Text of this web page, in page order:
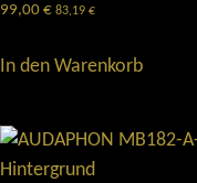
99,00€ 83,19 €
In den Warenkorb